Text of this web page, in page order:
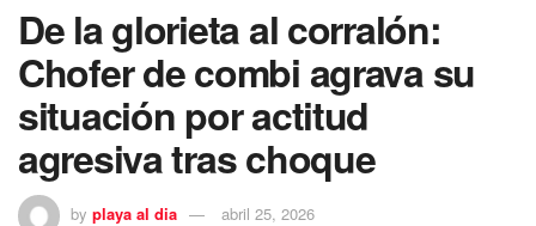
De la glorieta al corralón:
Chofer de combi agrava su
situación por actitud
agresiva tras choque
by playa al dia abril 25, 2026